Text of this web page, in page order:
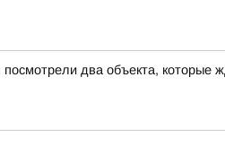
два объекта, которые